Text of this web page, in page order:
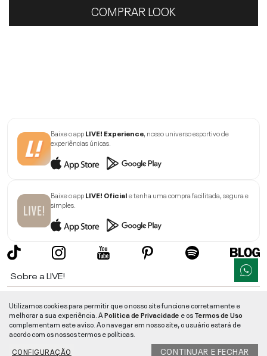
COMPRAR LOOK
Baixe o appLIVE! Experience, nosso universo esportivo de
experiências únicas.
Baixe o appLIVE! Oficiale tenha uma compra facilitada, segura e
simples.
Sobre a LIVE!
Informações
Utilizamos cookies para permitir que o nosso site funcione corretamente e
melhorar a sua experiência. APolitica de Privacidade e osTermos de Uso
complementam este aviso. Ao navegar em nosso site, o usuário estará de
acordo com os nossos termos e políticas.
CONFIGURAÇÃO
CONTINUAR E FECHAR